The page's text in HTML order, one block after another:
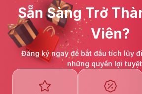
Sẵn Sàng Trở
Viên?
Đăng ký ngay để bắt đầu tích lũy
những quyền lợi